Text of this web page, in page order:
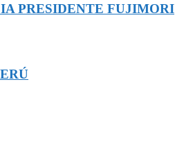
PRESIDENTE FUJIMORI